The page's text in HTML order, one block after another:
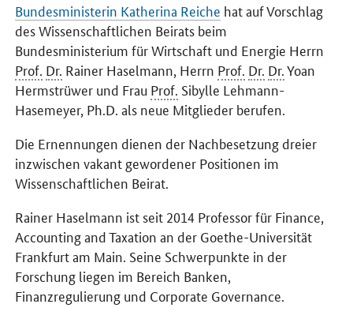
Bundesministerin Katherina Reiche hat auf Vorschlag
des Wissenschaftlichen Beirats beim
Bundesministerium für Wirtschaft und Energie Herrn
Prof. Dr. Rainer Haselmann, Herrn Prof. Dr. Dr.Yoan
Hermstrüwer und Frau Prof. Sibylle Lehmann-
Hasemeyer, Ph.D. als neue Mitglieder berufen.
Die Ernennungen dienen der Nachbesetzung dreier
inzwischen vakant gewordener Positionen im
Wissenschaftlichen Beirat.
Rainer Haselmann ist seit 2014 Professor für Finance,
Accounting and Taxation an der Goethe-Universität
Frankfurt am Main. Seine Schwerpunkte in der
Forschung liegen im Bereich Banken,
Finanzregulierung und Corporate Governance.